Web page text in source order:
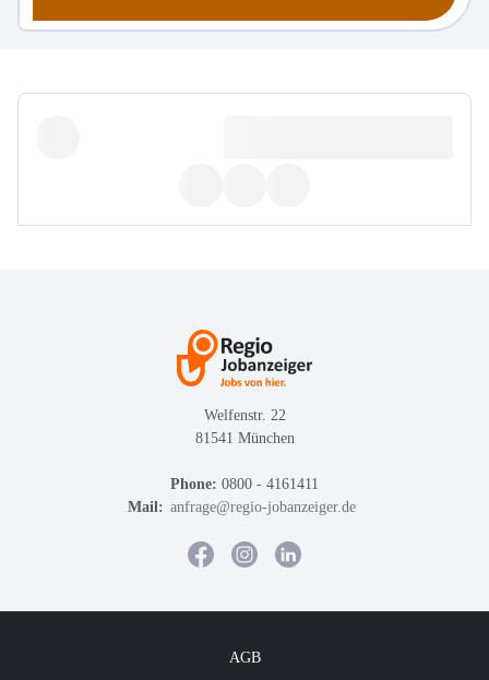
Welfenstr. 22
81541 München
Phone: 0800 - 4161411
Mail: anfrage@regio-jobanzeiger.de
AGB